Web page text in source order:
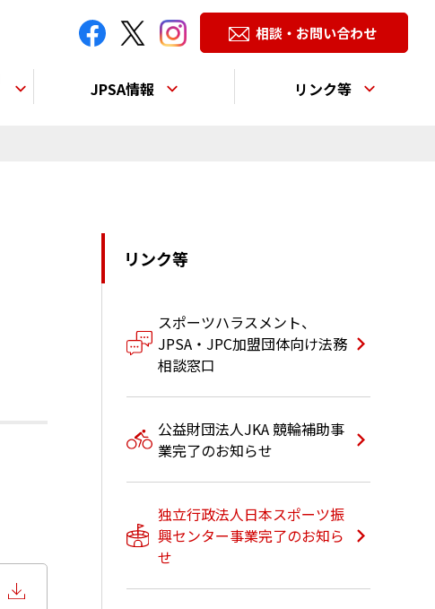
相談・お問い合わせ
JPSA情報 リンク等
リンク等
スポーツハラスメント、
JPSA・JPC加盟団体向け法務
相談窓口
公益財団法人JKA 競輪補助事
業完了のお知らせ
独立行政法人日本スポーツ振
興センター事業完了のお知ら
せ